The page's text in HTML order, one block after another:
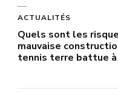
ACTUALITÉS
Quels sont les
mauvaise
tennis terre battue à